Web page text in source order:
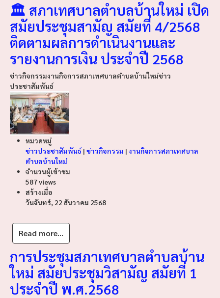
🏛️ สภาเทศบาลตำบลบ้านใหม่ เปิด
สมัยประชุมสามัญ สมัยที่ 4/2568
ติดตามผลการดำเนินงานและ
รายงานการเงิน ประจำปี 2568
ข่าวกิจกรรมงานกิจการสภาเทศบาลตำบลบ้านใหม่ข่าว
ประชาสัมพันธ์
หมวดหมู่
ข่าวประชาสัมพันธ์ | ข่าวกิจกรรม | งานกิจการสภาเทศบาล
ตำบลบ้านใหม่
จำนวนผู้เข้าชม
587 views
สร้างเมื่อ
วันจันทร์, 22 ธันวาคม 2568
Read more...
การประชุมสภาเทศบาลตำบลบ้าน
ใหม่ สมัยประชุมวิสามัญ สมัยที่ 1
ประจำปี พ.ศ.2568